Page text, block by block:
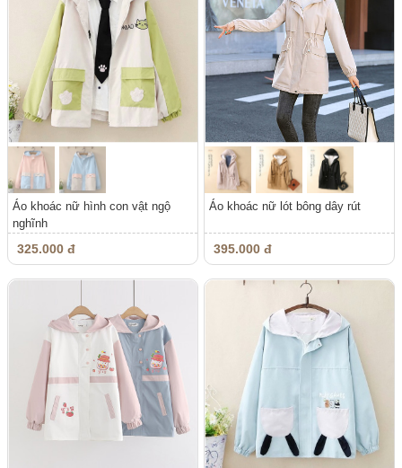
Áo khoác nữ hình con vật ngộ
nghĩnh
325.000 đ
Áo khoác nữ lót bông dây rút
395.000 đ